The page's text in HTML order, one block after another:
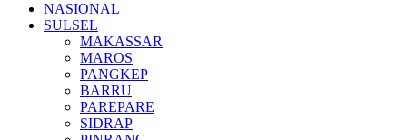
NASIONAL
SULSEL
MAKASSAR
MAROS
PANGKEP
BARRU
PAREPARE
SIDRAP